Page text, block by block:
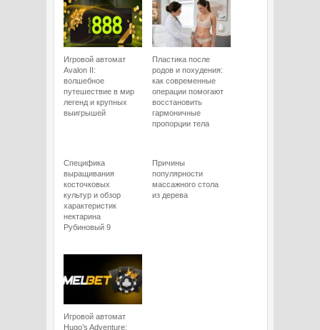
Игровой автомат
Avalon II:
волшебное
путешествие в мир
легенд и крупных
выигрышей
Пластика после
родов и похудения:
как современные
операции помогают
восстановить
гармоничные
пропорции тела
Специфика
выращивания
косточковых
культур и обзор
характеристик
нектарина
Рубиновый 9
Причины
популярности
массажного стола
из дерева
Игровой автомат
Hugo’s Adventure: